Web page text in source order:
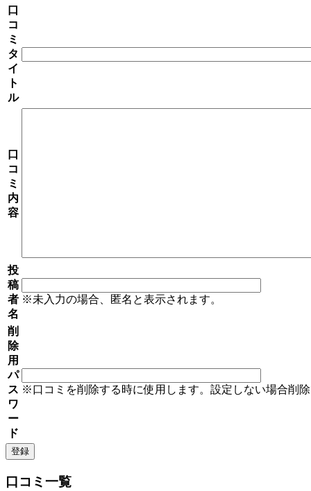
口
コ
ミ
タ
イ
ト
ル
口
コ
ミ
内
容
投
稿
者
名
※未入力の場合、匿名と表示されます。
削
除
用
パ
ス
ワ
ー
ド
※口コミを削除する時に使用します。設定しない場合削
口コミ一覧